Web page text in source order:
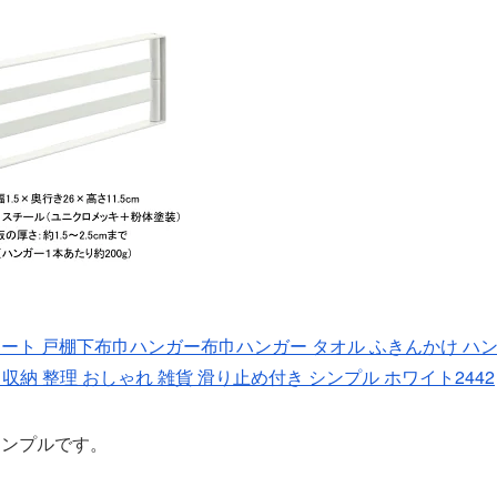
ト 戸棚下布巾ハンガー布巾ハンガー タオル ふきんかけ ハン
納 整理 おしゃれ 雑貨 滑り止め付き シンプル ホワイト2442
プルです。